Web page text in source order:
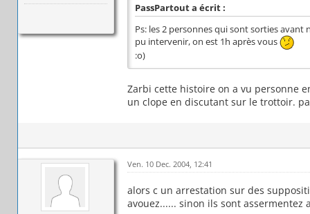
PassPartout a écrit :
Ps: les 2 personnes qui sont sorties
pu intervenir, on est 1h après vous
:o)
Zarbi cette histoire on a vu personne
un clope en discutant sur le trottoir.
Ven. 10 Dec. 2004, 12:41
alors c un arrestation sur des
avouez...... sinon ils sont assermentez